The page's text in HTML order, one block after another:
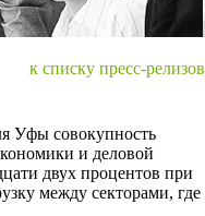
к списку пресс-релизов
Уфы совокупность
и деловой
двух процентов при
между секторами, где